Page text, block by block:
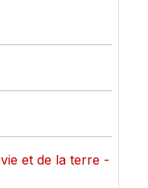
et de la terre -